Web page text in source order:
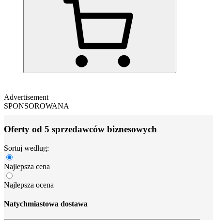
Advertisement
SPONSOROWANA
Oferty od 5 sprzedawców biznesowych
Sortuj według:
Najlepsza cena
Najlepsza ocena
Natychmiastowa dostawa